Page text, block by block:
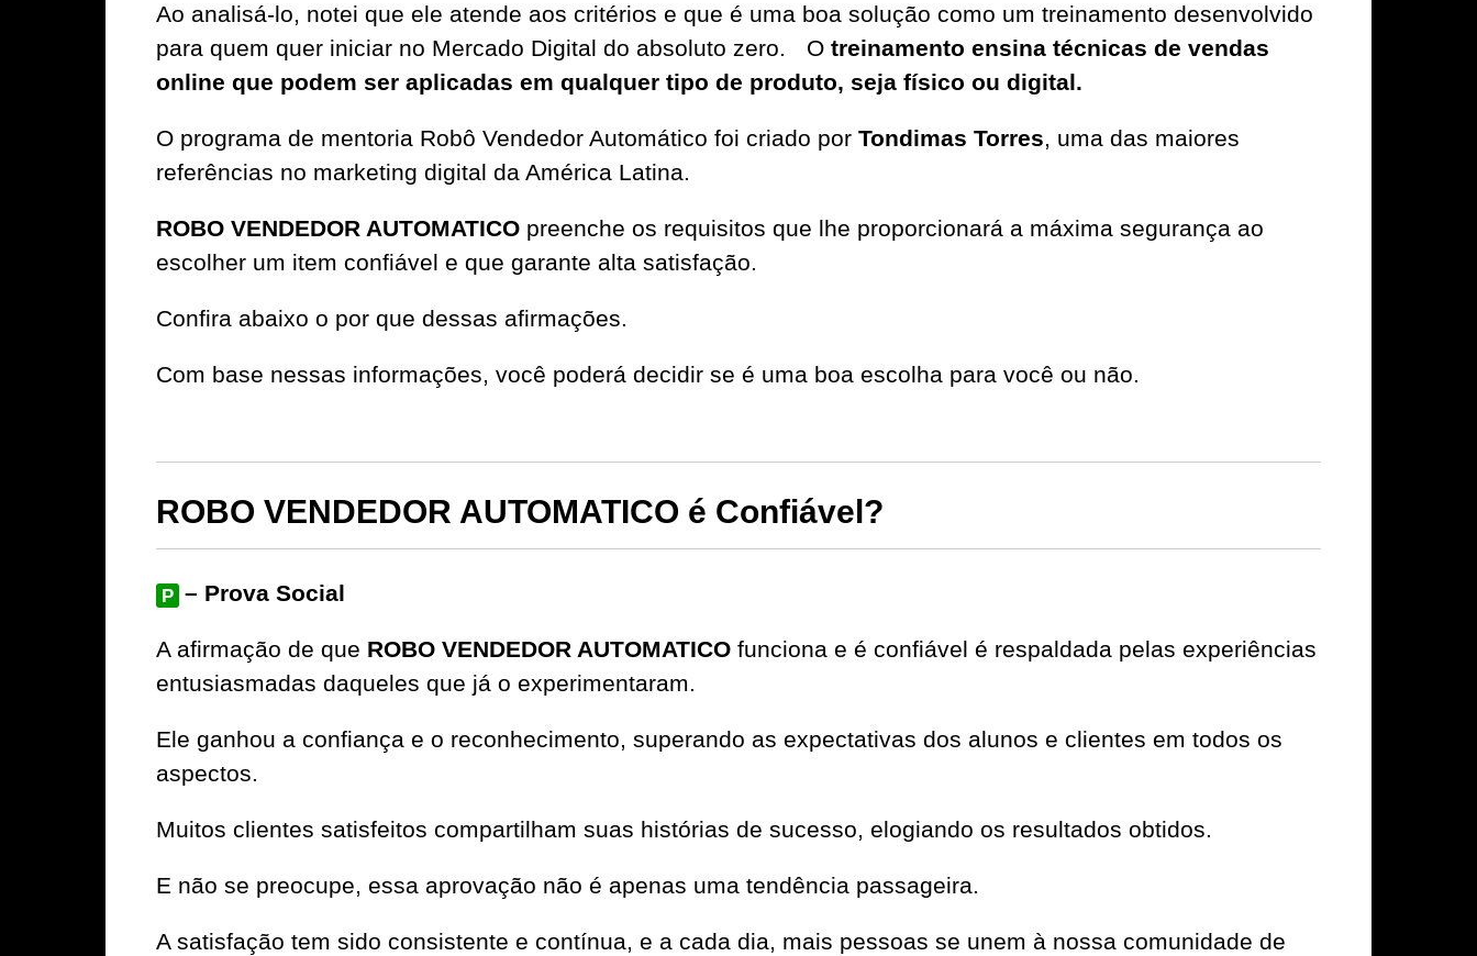
Ao analisá-lo, notei que ele atende aos critérios e que é uma boa solução como um treinamento desenvolvido
para quem quer iniciar no Mercado Digital do absoluto zero. O treinamento ensina técnicas de vendas
online que podem ser aplicadas em qualquer tipo de produto, seja físico ou digital.
O programa de mentoria Robô Vendedor Automático foi criado por Tondimas Torres, uma das maiores
referências no marketing digital da América Latina.
ROBO VENDEDOR AUTOMATICO preenche os requisitos que lhe proporcionará a máxima segurança ao
escolher um item confiável e que garante alta satisfação.
Confira abaixo o por que dessas afirmações.
Com base nessas informações, você poderá decidir se é uma boa escolha para você ou não.
ROBO VENDEDOR AUTOMATICO é Confiável?
P – Prova Social
A afirmação de que ROBO VENDEDOR AUTOMATICO funciona e é confiável é respaldada pelas experiências
entusiasmadas daqueles que já o experimentaram.
Ele ganhou a confiança e o reconhecimento, superando as expectativas dos alunos e clientes em todos os
aspectos.
Muitos clientes satisfeitos compartilham suas histórias de sucesso, elogiando os resultados obtidos.
E não se preocupe, essa aprovação não é apenas uma tendência passageira.
A satisfação tem sido consistente e contínua, e a cada dia, mais pessoas se unem à nossa comunidade de